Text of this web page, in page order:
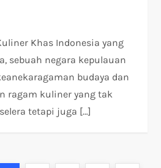
Khas Indonesia yang
sebuah negara kepulauan
budaya dan
ragam kuliner yang tak
tetapi juga […]